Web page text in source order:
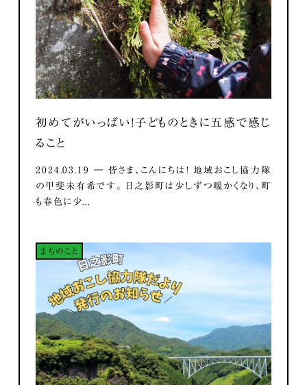
初めてがいっぱい！子どものときに五感で感じ
ること
2024.03.19 ― 皆さま、こんにちは！ 地域おこし協力隊
の甲斐未有希です。 日之影町は少しずつ暖かくなり、町
も春色に少...
まちのこと